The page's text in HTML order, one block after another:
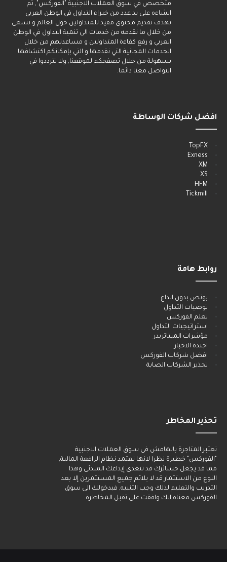
متخصص في سوق العملات الاجنبية "الفوركس", تم
انشاءه على يد عدد من خبراء التداول في الوطن العربي
بهدف تقديم محتوى مفيد للمتداولين حول العالم و نسعى
من خلال ما نقدمه من خدمات الى تنمية التداول في الوطن
العربي و رفع كفاءة المتداولين و مساعدتهم من خلال
الخدمات المجانية التي نقدمها و التي بإمكانكم اكتشافها
بسهولة من خلال تصفحكم لموقعنا, ولا تترددوا في
التواصل معنا دائما.
افضل شركات الوساطة
______
TopFX
Exness
XM
XS
HFM
Tickmill
روابط هامة
______
بونص بدون ايداع
توصيات التداول
تعلم الفوركس
استراتيجيات التداول
مؤشرات الميتاتريدر
اجندة الاخبار
افضل شركات الفوركس
تحذير الشركات الصابة
تحذير المخاطر
______
تعتبر المتاجرة بالهامش فى سوق العملات الاجنبية
"الفوركس" خطيرة نظرا لانها تعتمد نظام الرافعة المالية,
مما قد يجعل خسائرك قد تتعدى إيداعك المبدئى وهذا
النوع من الاستثمار قد لا يلائم جميع المستثمرين إلا بعد
التدريب والتعليم لذلك وجب التنبيه, فبدخولك الى سوق
الفوركس معناه انك وافقت على تقبل المخاطرة.